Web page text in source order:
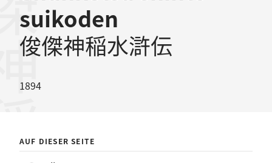
suikoden
俊傑神稲水滸伝
1894
AUF DIESER SEITE